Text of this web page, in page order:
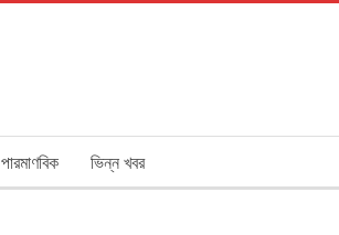
পারমাণবিক ভিন্ন খবর